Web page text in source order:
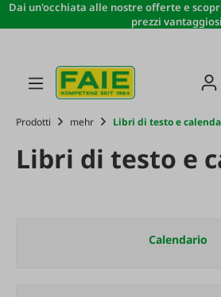
Passa al contenuto principale
Dai un'occhiata alle nostre offerte e
prezzi
Prodotti mehr Libri di testo e
Libri di testo e
Calendario